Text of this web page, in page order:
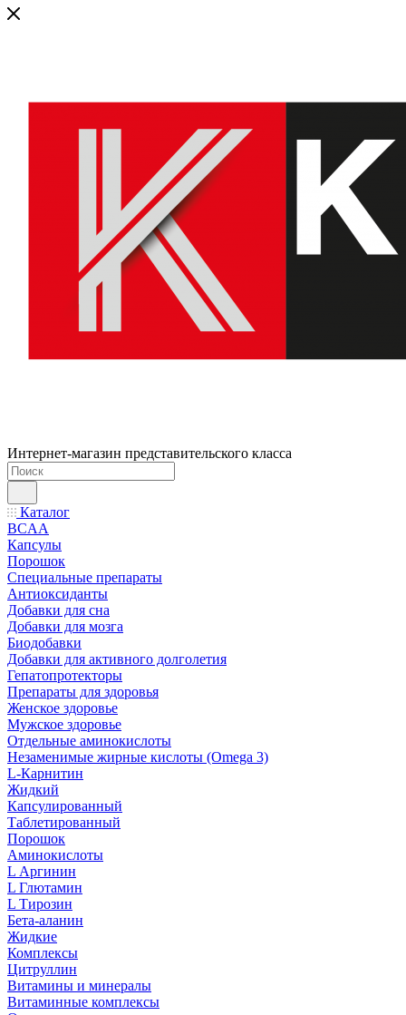
Интернет-магазин представительского класса
Каталог
BCAA
Капсулы
Порошок
Cпециальные препараты
Антиоксиданты
Добавки для сна
Добавки для мозга
Биодобавки
Добавки для активного долголетия
Гепатопротекторы
Препараты для здоровья
Женское здоровье
Мужское здоровье
Отдельные аминокислоты
Незаменимые жирные кислоты (Omega 3)
L-Карнитин
Жидкий
Капсулированный
Таблетированный
Порошок
Аминокислоты
L Аргинин
L Глютамин
L Тирозин
Бета-аланин
Жидкие
Комплексы
Цитруллин
Витамины и минералы
Витаминные комплексы